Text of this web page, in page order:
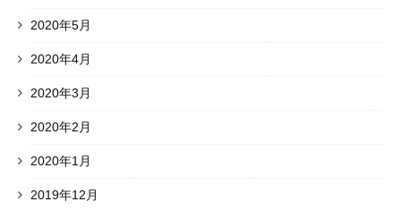
2020年5月
2020年4月
2020年3月
2020年2月
2020年1月
2019年12月